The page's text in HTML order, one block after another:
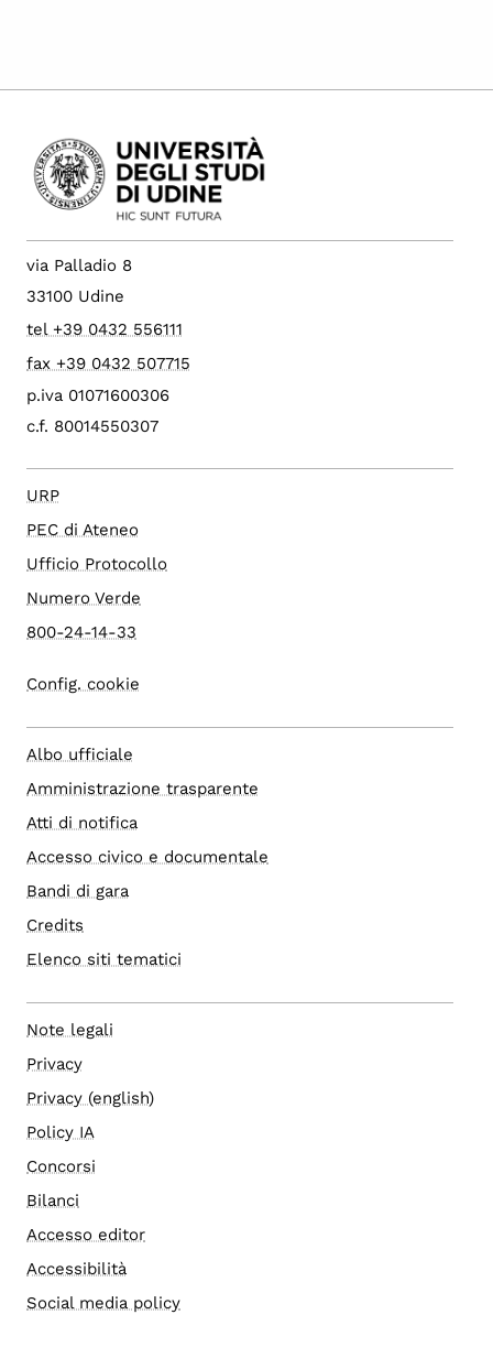
via Palladio 8
33100 Udine
tel +39 0432 556111
fax +39 0432 507715
p.iva 01071600306
c.f. 80014550307
URP
PEC di Ateneo
Ufficio Protocollo
Numero Verde
800-24-14-33
Config. cookie
Albo ufficiale
Amministrazione trasparente
Atti di notifica
Accesso civico e documentale
Bandi di gara
Credits
Elenco siti tematici
Note legali
Privacy
Privacy (english)
Policy IA
Concorsi
Bilanci
Accesso editor
Accessibilità
Social media policy